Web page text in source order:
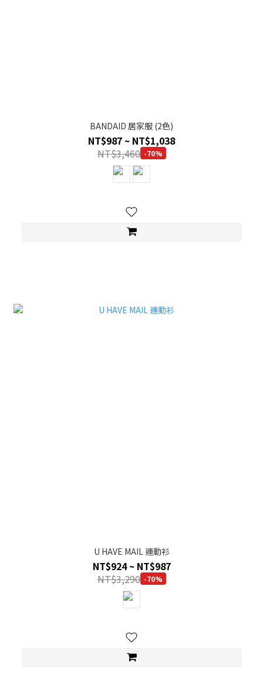
BANDAID 居家服 (2色)
NT$987 ~ NT$1,038
NT$3,460 -70%
U HAVE MAIL 運動衫
NT$924 ~ NT$987
NT$3,290 -70%